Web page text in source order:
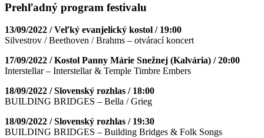
Prehľadný program festivalu
13/09/2022 / Veľký evanjelický kostol / 19:00
Silvestrov / Beethoven / Brahms – otvárací koncert
17/09/2022 / Kostol Panny Márie Snežnej (Kalvária) / 20:00
Interstellar – Interstellar & Temple Timbre Embers
18/09/2022 / Slovenský rozhlas / 18:00
BUILDING BRIDGES – Bella / Grieg
18/09/2022 / Slovenský rozhlas / 19:30
BUILDING BRIDGES – Building Bridges & Folk Songs